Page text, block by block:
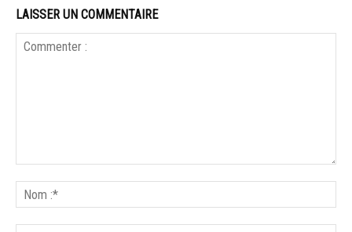
LAISSER UN COMMENTAIRE